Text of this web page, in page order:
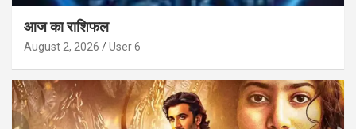
आज का राशिफल
August 2, 2026 User 6